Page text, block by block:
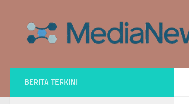
BERITA TERKINI